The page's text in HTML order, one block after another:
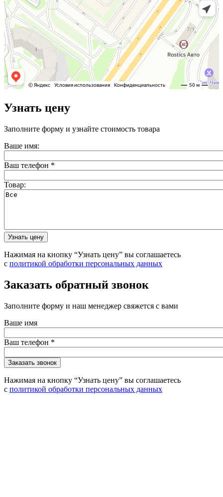
Узнать цену
Заполните форму и узнайте стоимость товара
Ваше имя:
Ваш телефон *
Товар:
Нажимая на кнопку “Узнать цену” вы соглашаетесь
с политикой обработки персональных данных
Заказать обратный звонок
Заполните форму и наш менеджер свяжется с вами
Ваше имя
Ваш телефон *
Нажимая на кнопку “Узнать цену” вы соглашаетесь
с политикой обработки персональных данных